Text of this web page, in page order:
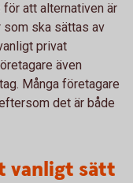
att alternativen är
som ska sättas av
privat
även
Många företagare
det är både
vanligt sätt